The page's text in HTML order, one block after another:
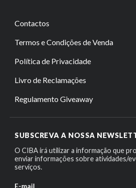
Contactos
Termos e Condições de Venda
Política de Privacidade
Livro de Reclamações
Regulamento Giveaway
SUBSCREVA A NOSSA
O CIBA irá utilizar a informação que
enviar informações sobre atividades/
serviços.
E-mail